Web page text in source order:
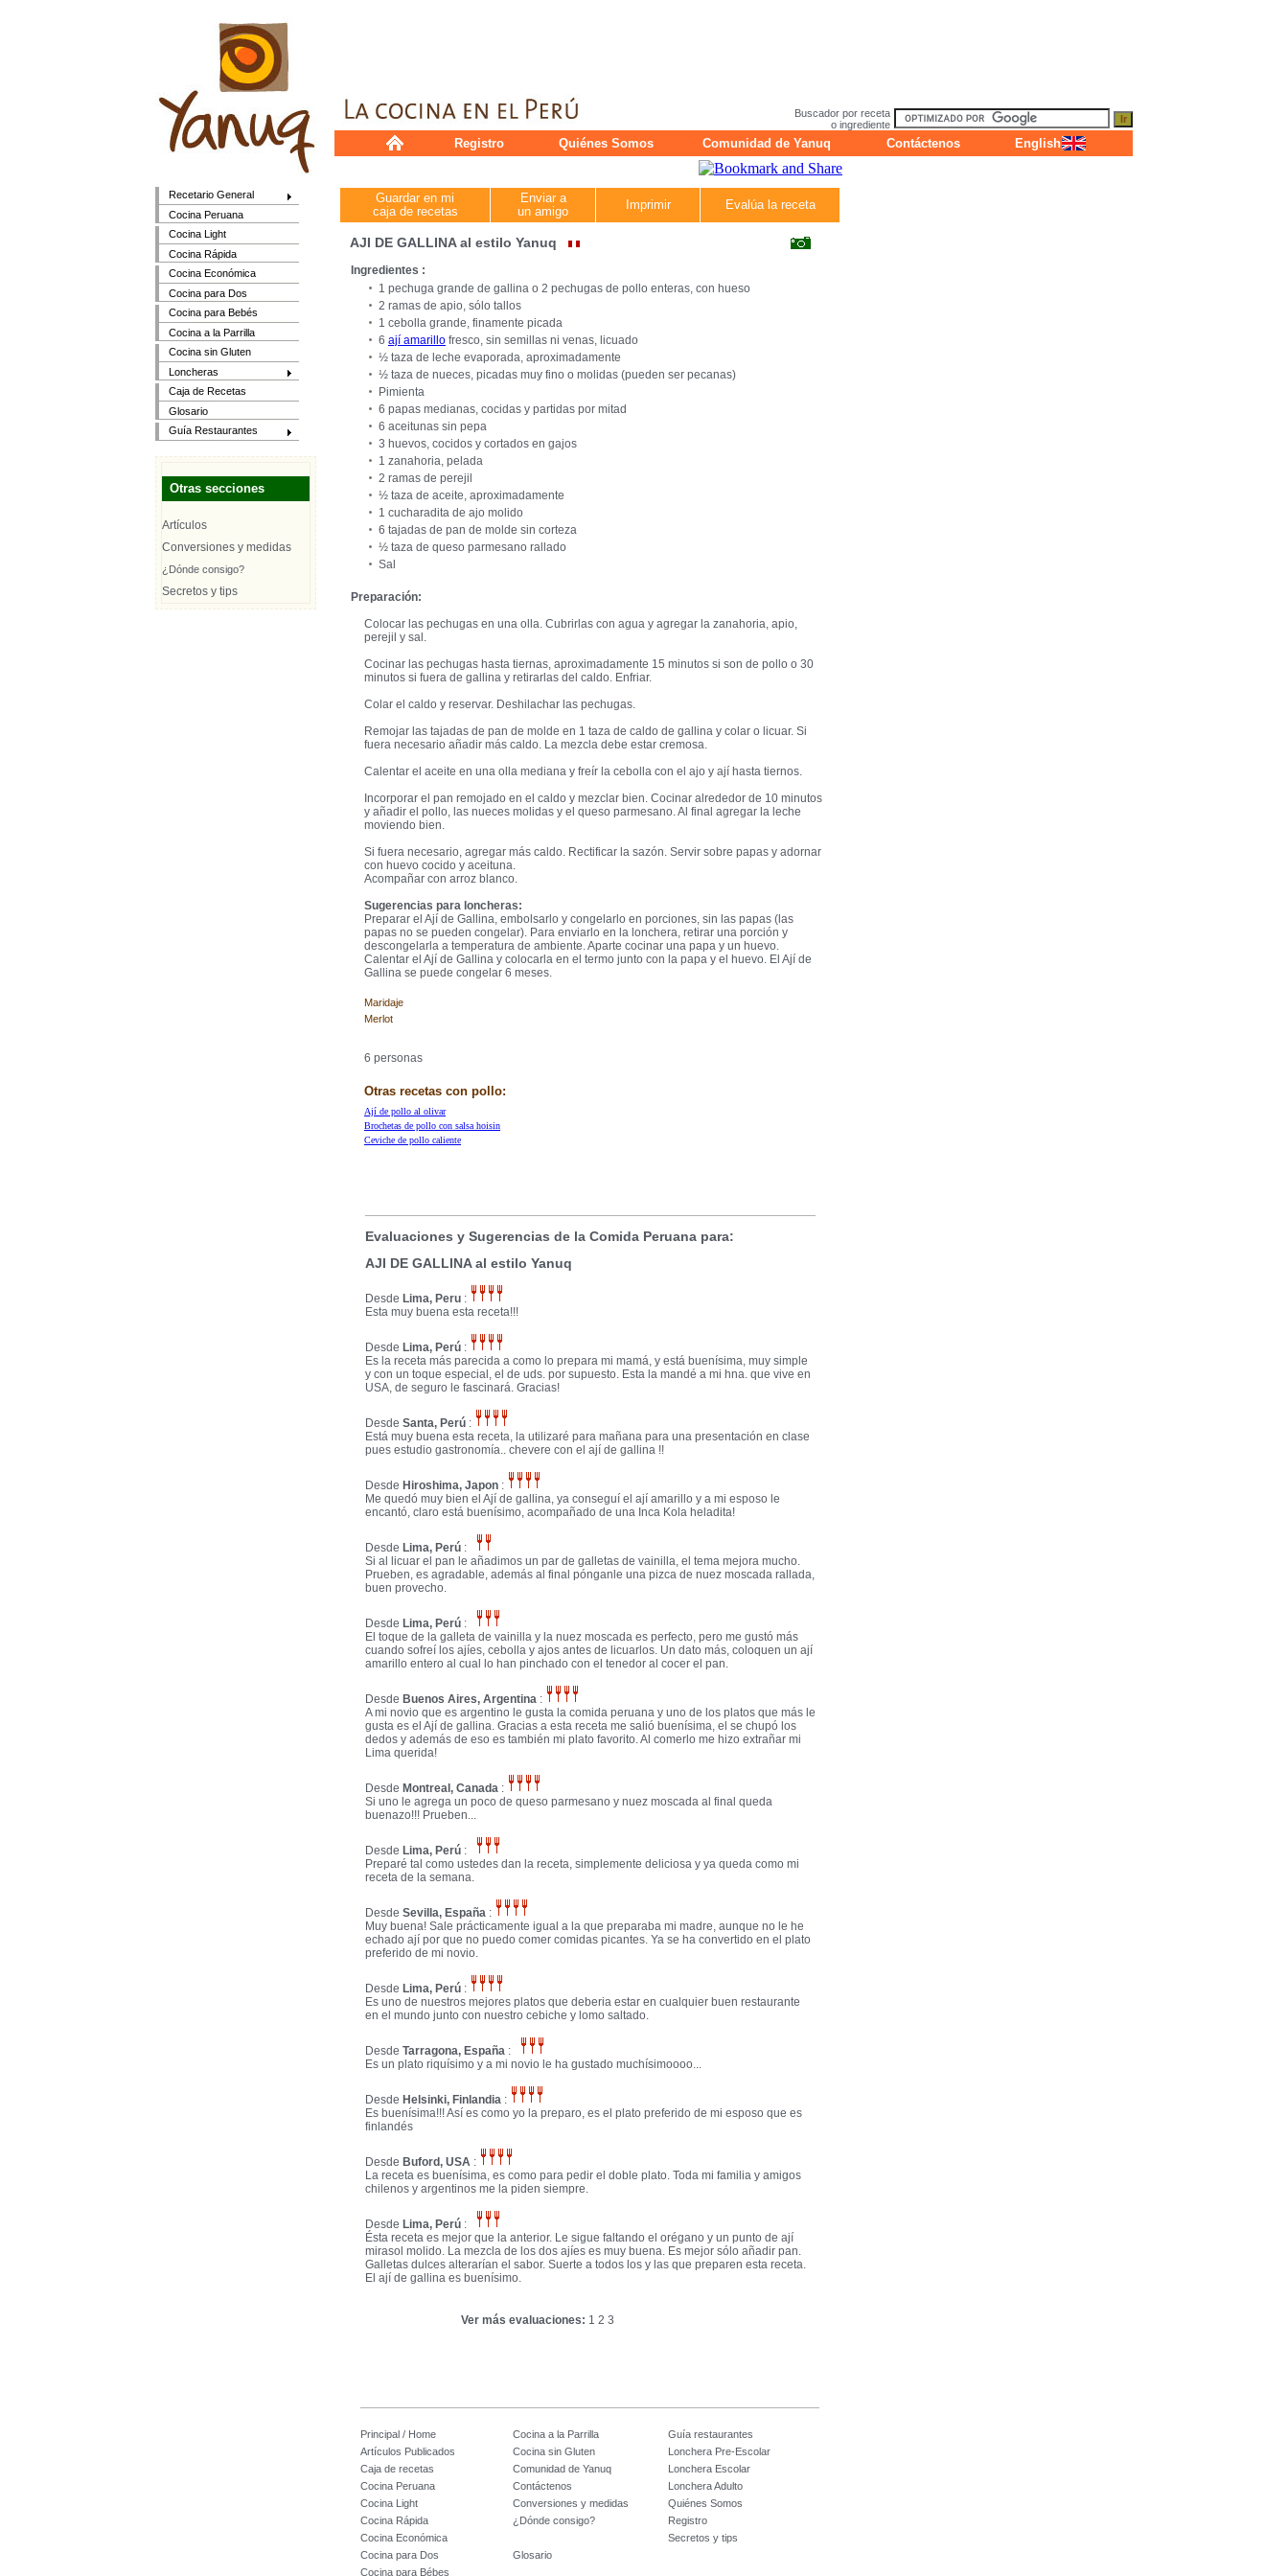
Recetario General
Cocina Peruana
Cocina Light
Cocina Rápida
Cocina Económica
Cocina para Dos
Cocina para Bebés
Cocina a la Parrilla
Cocina sin Gluten
Loncheras
Caja de Recetas
Glosario
Guía Restaurantes
Otras secciones
Artículos
Conversiones y medidas
¿Dónde consigo?
Secretos y tips
Buscador por receta
o ingrediente
Registro Quiénes Somos Comunidad de Yanuq Contáctenos English
Guardar en mi
caja de recetas
Enviar a
un amigo
Imprimir Evalúa la receta
AJI DE GALLINA al estilo Yanuq
Ingredientes :
1 pechuga grande de gallina o 2 pechugas de pollo enteras, con hueso
2 ramas de apio, sólo tallos
1 cebolla grande, finamente picada
6 ají amarillo fresco, sin semillas ni venas, licuado
½ taza de leche evaporada, aproximadamente
½ taza de nueces, picadas muy fino o molidas (pueden ser pecanas)
Pimienta
6 papas medianas, cocidas y partidas por mitad
6 aceitunas sin pepa
3 huevos, cocidos y cortados en gajos
1 zanahoria, pelada
2 ramas de perejil
½ taza de aceite, aproximadamente
1 cucharadita de ajo molido
6 tajadas de pan de molde sin corteza
½ taza de queso parmesano rallado
Sal
Preparación:
Colocar las pechugas en una olla. Cubrirlas con agua y agregar la zanahoria, apio,
perejil y sal.
Cocinar las pechugas hasta tiernas, aproximadamente 15 minutos si son de pollo o 30
minutos si fuera de gallina y retirarlas del caldo. Enfriar.
Colar el caldo y reservar. Deshilachar las pechugas.
Remojar las tajadas de pan de molde en 1 taza de caldo de gallina y colar o licuar. Si
fuera necesario añadir más caldo. La mezcla debe estar cremosa.
Calentar el aceite en una olla mediana y freír la cebolla con el ajo y ají hasta tiernos.
Incorporar el pan remojado en el caldo y mezclar bien. Cocinar alrededor de 10 minutos
y añadir el pollo, las nueces molidas y el queso parmesano. Al final agregar la leche
moviendo bien.
Si fuera necesario, agregar más caldo. Rectificar la sazón. Servir sobre papas y adornar
con huevo cocido y aceituna.
Acompañar con arroz blanco.
Sugerencias para loncheras:
Preparar el Ají de Gallina, embolsarlo y congelarlo en porciones, sin las papas (las
papas no se pueden congelar). Para enviarlo en la lonchera, retirar una porción y
descongelarla a temperatura de ambiente. Aparte cocinar una papa y un huevo.
Calentar el Ají de Gallina y colocarla en el termo junto con la papa y el huevo. El Ají de
Gallina se puede congelar 6 meses.
Maridaje
Merlot
6 personas
Otras recetas con pollo:
Ají de pollo al olivar
Brochetas de pollo con salsa hoisin
Ceviche de pollo caliente
Evaluaciones y Sugerencias de la Comida Peruana para:
AJI DE GALLINA al estilo Yanuq
Desde Lima, Peru:
Esta muy buena esta receta!!!
Desde Lima, Perú:
Es la receta más parecida a como lo prepara mi mamá, y está buenísima, muy simple
y con un toque especial, el de uds. por supuesto. Esta la mandé a mi hna. que vive en
USA, de seguro le fascinará. Gracias!
Desde Santa, Perú:
Está muy buena esta receta, la utilizaré para mañana para una presentación en clase
pues estudio gastronomía.. chevere con el ají de gallina !!
Desde Hiroshima, Japon:
Me quedó muy bien el Ají de gallina, ya conseguí el ají amarillo y a mi esposo le
encantó, claro está buenísimo, acompañado de una Inca Kola heladita!
Desde Lima, Perú:
Si al licuar el pan le añadimos un par de galletas de vainilla, el tema mejora mucho.
Prueben, es agradable, además al final pónganle una pizca de nuez moscada rallada,
buen provecho.
Desde Lima, Perú:
El toque de la galleta de vainilla y la nuez moscada es perfecto, pero me gustó más
cuando sofreí los ajíes, cebolla y ajos antes de licuarlos. Un dato más, coloquen un ají
amarillo entero al cual lo han pinchado con el tenedor al cocer el pan.
Desde Buenos Aires, Argentina:
A mi novio que es argentino le gusta la comida peruana y uno de los platos que más le
gusta es el Ají de gallina. Gracias a esta receta me salió buenísima, el se chupó los
dedos y además de eso es también mi plato favorito. Al comerlo me hizo extrañar mi
Lima querida!
Desde Montreal, Canada:
Si uno le agrega un poco de queso parmesano y nuez moscada al final queda
buenazo!!! Prueben...
Desde Lima, Perú:
Preparé tal como ustedes dan la receta, simplemente deliciosa y ya queda como mi
receta de la semana.
Desde Sevilla, España:
Muy buena! Sale prácticamente igual a la que preparaba mi madre, aunque no le he
echado ají por que no puedo comer comidas picantes. Ya se ha convertido en el plato
preferido de mi novio.
Desde Lima, Perú:
Es uno de nuestros mejores platos que deberia estar en cualquier buen restaurante
en el mundo junto con nuestro cebiche y lomo saltado.
Desde Tarragona, España:
Es un plato riquísimo y a mi novio le ha gustado muchísimoooo...
Desde Helsinki, Finlandia:
Es buenísima!!! Así es como yo la preparo, es el plato preferido de mi esposo que es
finlandés
Desde Buford, USA:
La receta es buenísima, es como para pedir el doble plato. Toda mi familia y amigos
chilenos y argentinos me la piden siempre.
Desde Lima, Perú:
Ésta receta es mejor que la anterior. Le sigue faltando el orégano y un punto de ají
mirasol molido. La mezcla de los dos ajíes es muy buena. Es mejor sólo añadir pan.
Galletas dulces alterarían el sabor. Suerte a todos los y las que preparen esta receta.
El ají de gallina es buenísimo.
Ver más evaluaciones: 1 2 3
Principal / Home Cocina a la Parrilla
Guía restaurantes
Artículos Publicados
Cocina sin Gluten
Lonchera Pre-Escolar
Caja de recetas
Comunidad de Yanuq
Lonchera Escolar
Cocina Peruana
Contáctenos
Lonchera Adulto
Cocina Light
Conversiones y medidas
Quiénes Somos
Cocina Rápida
¿Dónde consigo?
Registro
Cocina Económica
Secretos y tips
Cocina para Dos
Glosario
Cocina para Bébes